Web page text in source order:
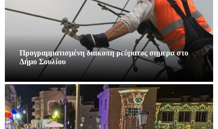
Προγραμματισμένη διακοπη ρεύματος σημερα στο
Δήμο Σουλίου